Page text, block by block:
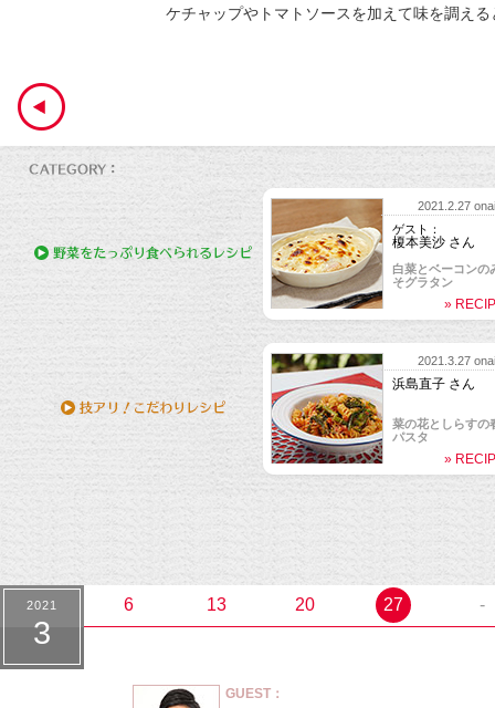
ケチャップやトマトソースを加えて味を調え
2021.2.27
ゲスト：
榎本美沙 さん
白菜とベーコンの
そグラタン
»
2021.1.9
ゲスト：
與那城奨 さん
ハヤシライス
»
2021.3.27
浜島直子 さん
菜の花としらすの
パスタ
»
2021.3.6
2021
3
6 13 20 27 -
GUEST：